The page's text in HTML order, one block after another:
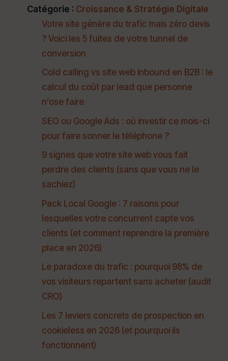
Catégorie : Croissance & Stratégie Digitale
Votre site génère du trafic mais zéro devis
? Voici les 5 fuites de votre tunnel de
conversion
Cold calling vs site web inbound en B2B : le
calcul du coût par lead que personne
n’ose faire
SEO ou Google Ads : où investir ce mois-ci
pour faire sonner le téléphone ?
9 signes que votre site web vous fait
perdre des clients (sans que vous ne le
sachiez)
Pack Local Google : 7 raisons pour
lesquelles votre concurrent capte vos
clients (et comment reprendre la première
place en 2026)
Le paradoxe du trafic : pourquoi 98% de
vos visiteurs repartent sans acheter (audit
CRO)
Les 7 leviers concrets de prospection en
cookieless en 2026 (et pourquoi ils
fonctionnent)